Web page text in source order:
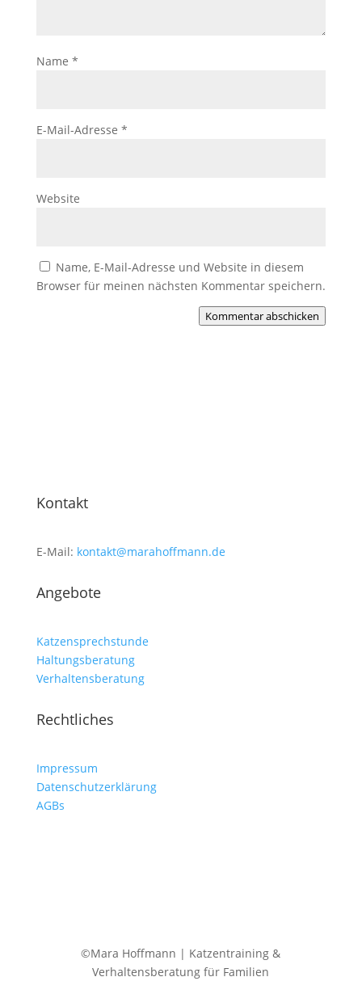
Name *
E-Mail-Adresse *
Website
Name, E-Mail-Adresse und Website in diesem
Browser für meinen nächsten Kommentar speichern.
Kommentar abschicken
Kontakt
E-Mail: kontakt@marahoffmann.de
Angebote
Katzensprechstunde
Haltungsberatung
Verhaltensberatung
Rechtliches
Impressum
Datenschutzerklärung
AGBs
©Mara Hoffmann | Katzentraining &
Verhaltensberatung für Familien